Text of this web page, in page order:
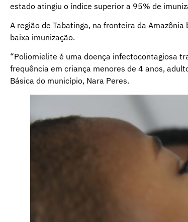
estado atingiu o índice superior a 95% de
A região de Tabatinga, na fronteira da
baixa imunização.
“Poliomielite é uma doença infectocontagiosa
frequência em criança menores de 4 anos,
Básica do município, Nara Peres.